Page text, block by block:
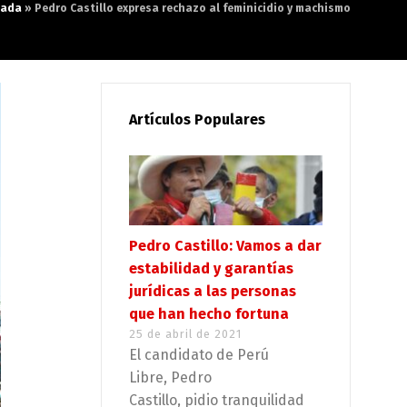
» Pedro Castillo expresa rechazo al feminicidio y machismo
Artículos Populares
Pedro Castillo: Vamos a dar
estabilidad y garantías
jurídicas a las personas
que han hecho fortuna
25 de abril de 2021
El candidato de Perú
Libre, Pedro
Castillo, pidio tranquilidad